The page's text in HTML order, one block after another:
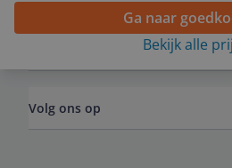
Ga naar
Bekijk alle
Volg ons op